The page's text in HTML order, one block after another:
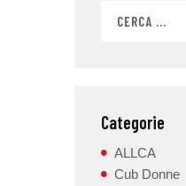
Categorie
ALLCA
Cub Donne